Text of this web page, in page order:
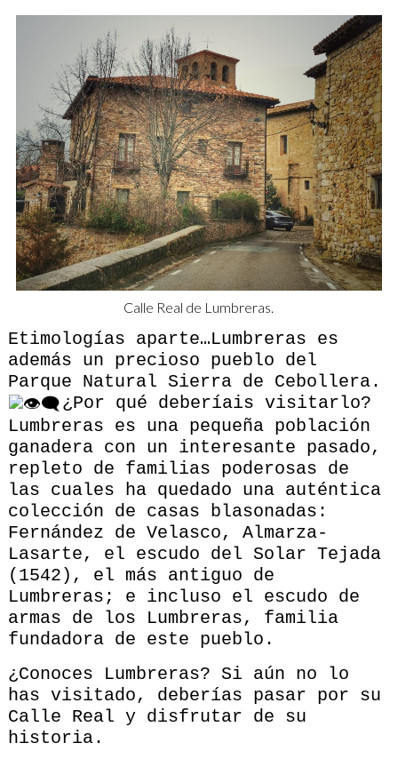
Calle Real de Lumbreras.
Etimologías aparte…Lumbreras es
además un precioso pueblo del
Parque Natural Sierra de Cebollera.
¿Por qué deberíais visitarlo?
Lumbreras es una pequeña población
ganadera con un interesante pasado,
repleto de familias poderosas de
las cuales ha quedado una auténtica
colección de casas blasonadas:
Fernández de Velasco, Almarza-
Lasarte, el escudo del Solar Tejada
(1542), el más antiguo de
Lumbreras; e incluso el escudo de
armas de los Lumbreras, familia
fundadora de este pueblo.
¿Conoces Lumbreras? Si aún no lo
has visitado, deberías pasar por su
Calle Real y disfrutar de su
historia.